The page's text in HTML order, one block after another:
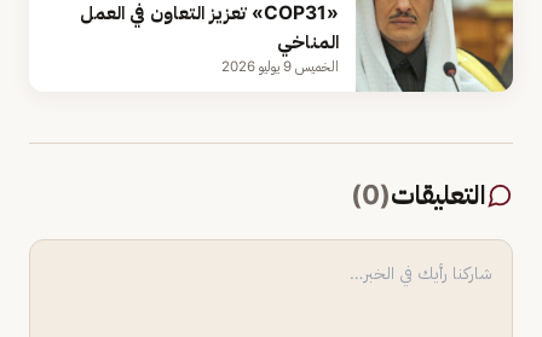
«COP31» تعزيز التعاون في العمل
المناخي
الخميس 9 يوليو 2026
التعليقات(
0
)